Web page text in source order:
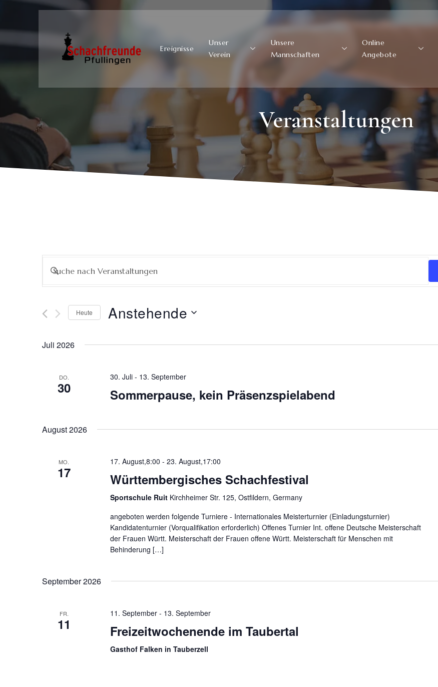
Ereignisse
Unser
Verein
Unsere
Mannschaften
Online
Angebote
Veranstaltungen
Veranstaltungen
Suche
und
Ansichten,
Navigation
Bitte
nach
Schlüsselwort.
Heute Anstehende
Juli 2026
DO.
30
30. Juli- 13. September
Sommerpause, kein Präsenzspielabend
August 2026
MO.
17
17. August,8:00 - 23. August,17:00
Württembergisches Schachfestival
Sportschule Ruit Kirchheimer Str. 125, Ostfildern, Germany
angeboten werden folgende Turniere - Internationales Meisterturnier (Einladungsturnier)
Kandidatenturnier (Vorqualifikation erforderlich) Offenes Turnier Int. offene Deutsche Meisterschaft
der Frauen Württ. Meisterschaft der Frauen offene Württ. Meisterschaft für Menschen mit
Behinderung […]
September 2026
FR.
11
11. September- 13. September
Freizeitwochenende im Taubertal
Gasthof Falken in Tauberzell